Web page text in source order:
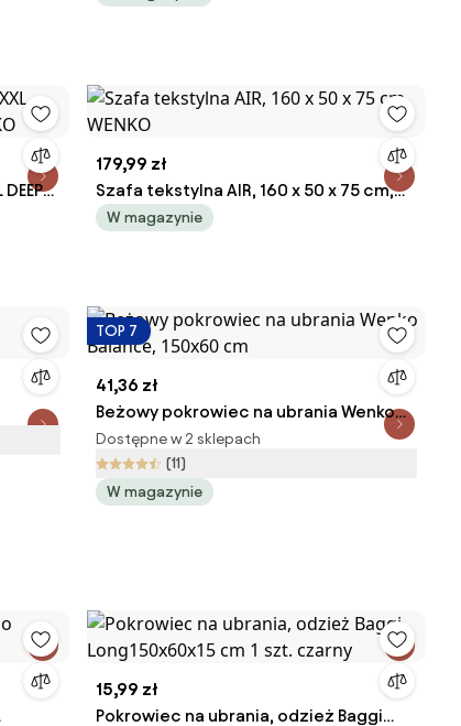
179,99 zł
Szafa tekstylna AIR, 160 x 50 x 75 cm,
WENKO
W magazynie
TOP 7
41,36 zł
Beżowy pokrowiec na ubrania Wenko
Balance, 150x60 cm
Dostępne w 2 sklepach
(11)
W magazynie
15,99 zł
Pokrowiec na ubrania, odzież Baggi